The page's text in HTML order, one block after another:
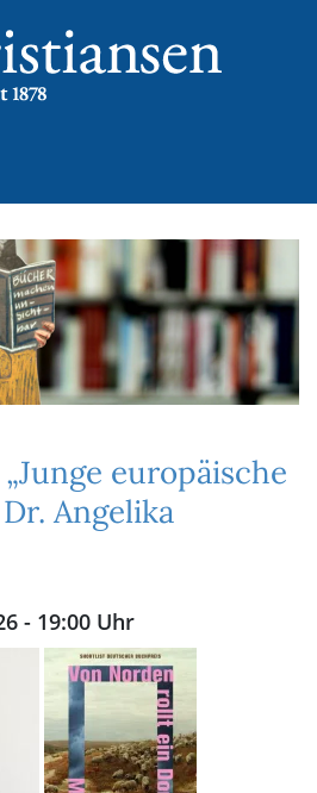
europäische
Angelika
- 19:00 Uhr